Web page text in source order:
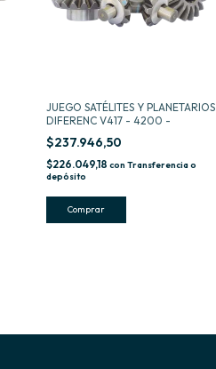
JUEGO SATÉLITES Y PLANETARIOS
DIFERENC V417 - 4200 -
$237.946,50
$226.049,18 con Transferencia o
depósito